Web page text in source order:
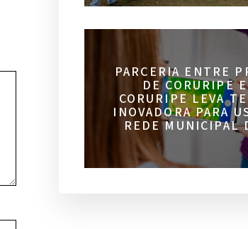
PARCERIA ENTRE
DE CORURIPE
CORURIPE LEVA
INOVADORA PARA
REDE MUNICIPAL